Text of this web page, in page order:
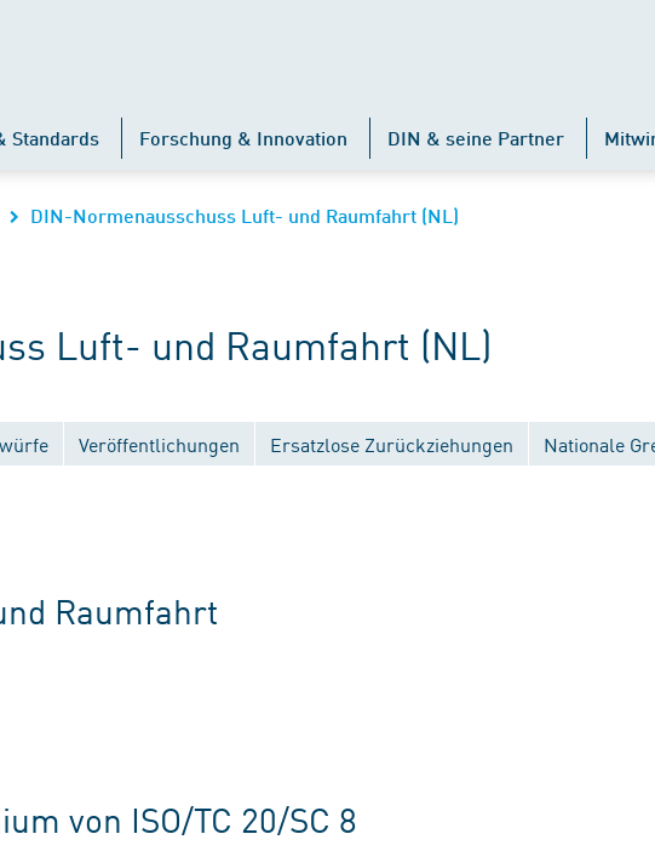
Standards Forschung & Innovation DIN & seine Partner
DIN-Normenausschuss Luft- und Raumfahrt (NL)
Luft- und Raumfahrt (NL)
Veröffentlichungen Ersatzlose Zurückziehungen Nationale
Raumfahrt
von ISO/TC 20/SC 8